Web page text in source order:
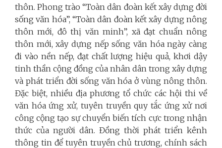
thôn. Phong trào “Toàn dân đoàn kết xây dựng đời
sống văn hóa”, “Toàn dân đoàn kết xây dựng nông
thôn mới, đô thị văn minh”, xã đạt chuẩn nông
thôn mới, xây dựng nếp sống văn hóa ngày càng
đi vào nền nếp, đạt chất lượng hiệu quả, khơi dậy
tinh thần cộng đồng của nhân dân trong xây dựng
và phát triển đời sống văn hóa ở vùng nông thôn.
Đặc biệt, nhiều địa phương tổ chức các hội thi về
văn hóa ứng xử, tuyên truyền quy tắc ứng xử nơi
công cộng tạo sự chuyển biến tích cực trong nhận
thức của người dân. Đồng thời phát triển kênh
thông tin để tuyên truyền chủ trương, chính sách